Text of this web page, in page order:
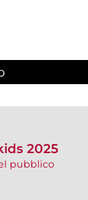
2025
pubblico